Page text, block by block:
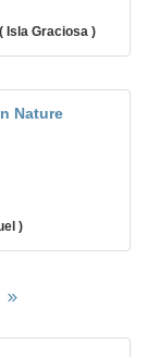
Isla Graciosa )
Nature
)